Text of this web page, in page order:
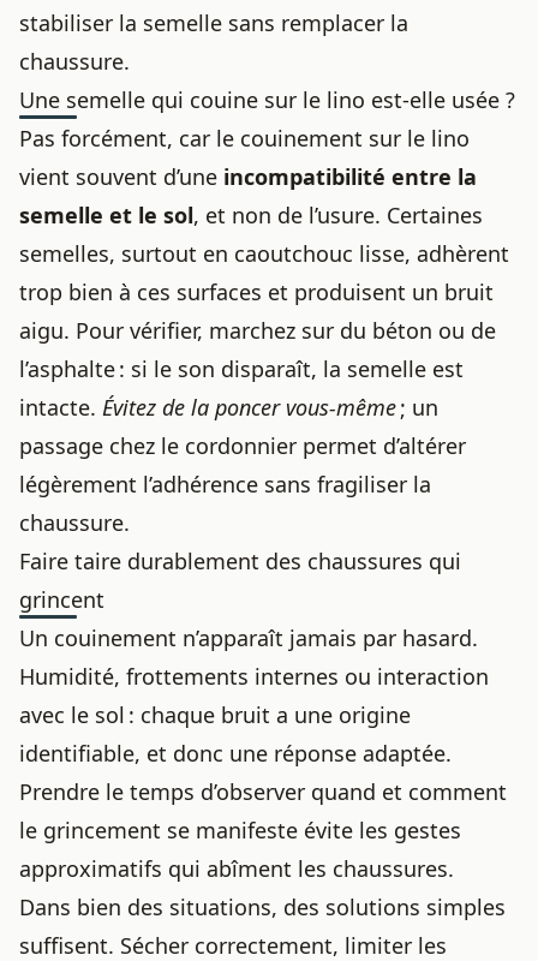
stabiliser la semelle sans remplacer la
chaussure.
Une semelle qui couine sur le lino est-elle usée ?
Pas forcément, car le couinement sur le lino
vient souvent d’une incompatibilité entre la
semelle et le sol, et non de l’usure. Certaines
semelles, surtout en caoutchouc lisse, adhèrent
trop bien à ces surfaces et produisent un bruit
aigu. Pour vérifier, marchez sur du béton ou de
l’asphalte : si le son disparaît, la semelle est
intacte. Évitez de la poncer vous-même; un
passage chez le cordonnier permet d’altérer
légèrement l’adhérence sans fragiliser la
chaussure.
Faire taire durablement des chaussures qui
grincent
Un couinement n’apparaît jamais par hasard.
Humidité, frottements internes ou interaction
avec le sol : chaque bruit a une origine
identifiable, et donc une réponse adaptée.
Prendre le temps d’observer quand et comment
le grincement se manifeste évite les gestes
approximatifs qui abîment les chaussures.
Dans bien des situations, des solutions simples
suffisent. Sécher correctement, limiter les